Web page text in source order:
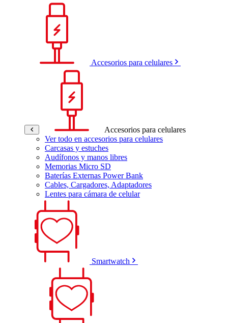
Accesorios para celulares
Accesorios para celulares
Ver todo en accesorios para celulares
Carcasas y estuches
Audífonos y manos libres
Memorias Micro SD
Baterías Externas Power Bank
Cables, Cargadores, Adaptadores
Lentes para cámara de celular
Smartwatch